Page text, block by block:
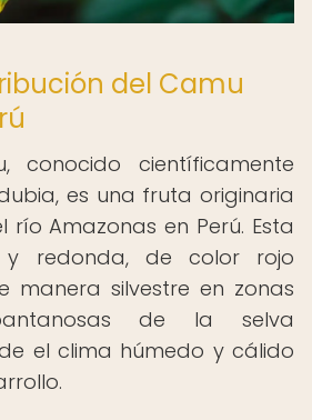
del Camu
conocido científicamente
es una fruta originaria
Amazonas en Perú. Esta
redonda, de color rojo
manera silvestre en zonas
de la selva
el clima húmedo y cálido